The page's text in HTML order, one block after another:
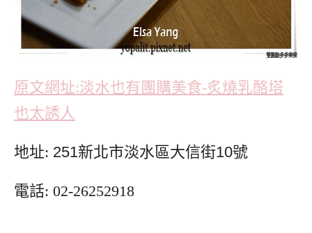
原文網址:淡水也有團購美食-炙燒乳酪塔
也太誘人
地址: 251新北市淡水區大信街10號
電話: 02-26252918